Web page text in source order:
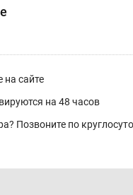
на сайте
на 48 часов
Позвоните по